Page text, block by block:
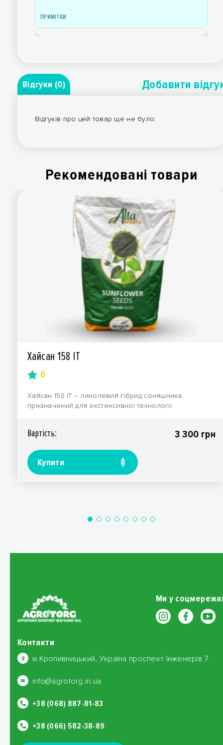
Відгуки (0) Добавити
Відгуків про цей товар ще не було.
Рекомендованi товари
Хайсан 158 IT
0
Хайсан 158 IT – линолевий гібрид соняшника,
призначений для екстенсивної технології
Вартiсть: 3 300 грн
Купити
Ми у
Контакти
м.Кропивницький, Україна проспект Інженерів 7
info@agrotorg.in.ua
+38 (068) 887-81-83
+38 (066) 582-38-89